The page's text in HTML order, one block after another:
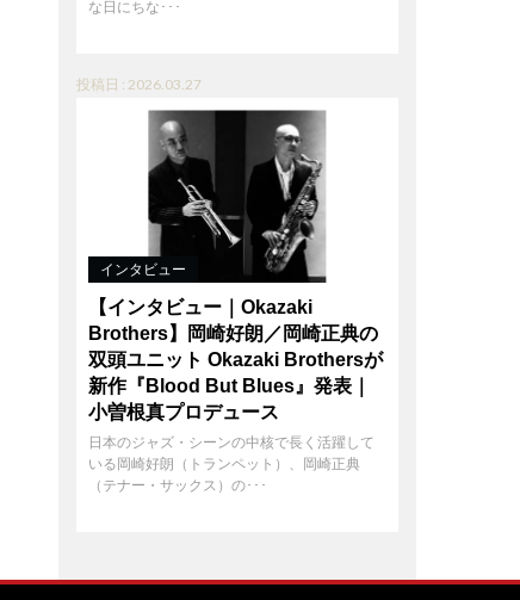
な日にちな･･･
投稿日 : 2026.03.27
インタビュー
【インタビュー｜Okazaki
Brothers】岡崎好朗／岡崎正典の
双頭ユニット Okazaki Brothersが
新作『Blood But Blues』発表｜
小曽根真プロデュース
日本のジャズ・シーンの中核で長く活躍して
いる岡崎好朗（トランペット）、岡崎正典
（テナー・サックス）の･･･